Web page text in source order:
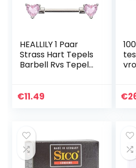
HEALLILY 1 Paar
Strass Hart Tepels
Barbell Rvs Tepel
Sieraden Roze
€11.49 €